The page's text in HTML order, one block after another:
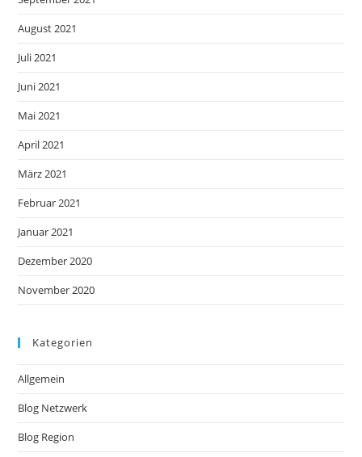
August 2021
Juli 2021
Juni 2021
Mai 2021
April 2021
März 2021
Februar 2021
Januar 2021
Dezember 2020
November 2020
Kategorien
Allgemein
Blog Netzwerk
Blog Region